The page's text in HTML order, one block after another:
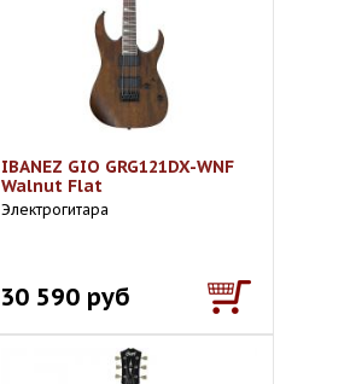
IBANEZ GIO GRG121DX-WNF
Walnut Flat
Электрогитара
30 590 руб